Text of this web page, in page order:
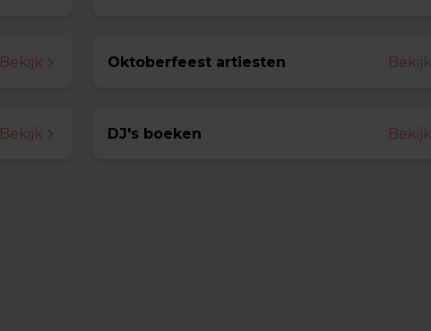
Bekijk Oktoberfeest artiesten Bekijk
Bekijk DJ's boeken Bekijk